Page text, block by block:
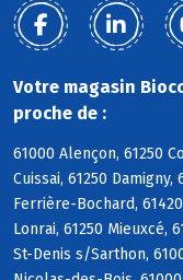
Votre magasin
proche de :
61000 Alençon, 61250
Cuissai, 61250
Ferrière-Bochard,
Lonrai, 61250 Mieuxcé,
St-Denis s/Sarthon,